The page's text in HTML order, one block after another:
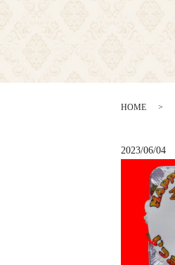
HOME
2023/06/04